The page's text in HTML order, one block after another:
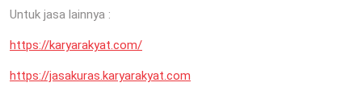
Untuk jasa lainnya :
https://karyarakyat.com/
https://jasakuras.karyarakyat.com